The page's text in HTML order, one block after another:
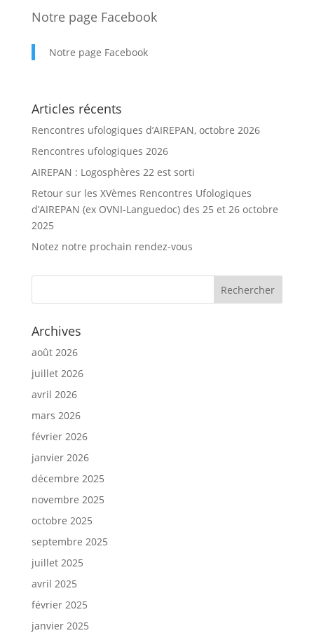
Notre page Facebook
Notre page Facebook
Articles récents
Rencontres ufologiques d’AIREPAN, octobre 2026
Rencontres ufologiques 2026
AIREPAN : Logosphères 22 est sorti
Retour sur les XVèmes Rencontres Ufologiques
d’AIREPAN (ex OVNI-Languedoc) des 25 et 26 octobre
2025
Notez notre prochain rendez-vous
Archives
août 2026
juillet 2026
avril 2026
mars 2026
février 2026
janvier 2026
décembre 2025
novembre 2025
octobre 2025
septembre 2025
juillet 2025
avril 2025
février 2025
janvier 2025